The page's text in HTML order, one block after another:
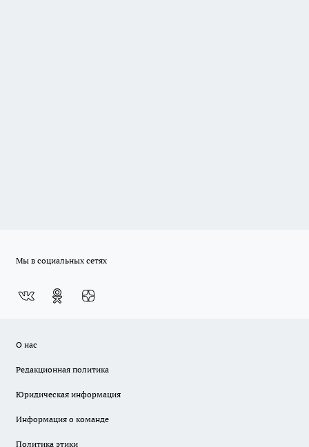
Мы в социальных сетях
О нас
Редакционная политика
Юридическая информация
Информация о команде
Политика этики